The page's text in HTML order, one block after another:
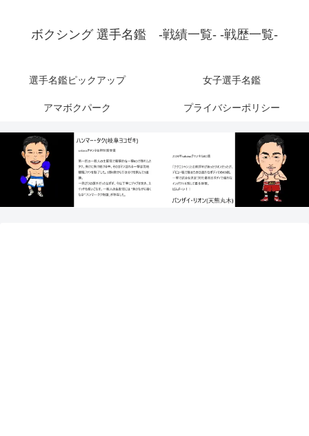
ボクシング 選手名鑑 -戦績一覧- -戦歴一覧-
選手名鑑ピックアップ 女子選手名鑑
アマボクパーク プライバシーポリシー